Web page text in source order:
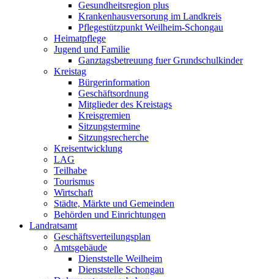
Gesundheitsregion plus
Krankenhausversorung im Landkreis
Pflegestützpunkt Weilheim-Schongau
Heimatpflege
Jugend und Familie
Ganztagsbetreuung fuer Grundschulkinder
Kreistag
Bürgerinformation
Geschäftsordnung
Mitglieder des Kreistags
Kreisgremien
Sitzungstermine
Sitzungsrecherche
Kreisentwicklung
LAG
Teilhabe
Tourismus
Wirtschaft
Städte, Märkte und Gemeinden
Behörden und Einrichtungen
Landratsamt
Geschäftsverteilungsplan
Amtsgebäude
Dienststelle Weilheim
Dienststelle Schongau